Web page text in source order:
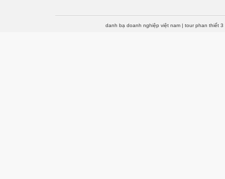
danh bạ doanh nghiệp việt nam | tour phan thiết 3